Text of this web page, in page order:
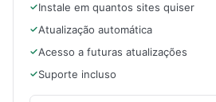
Instale em quantos sites quiser
Atualização automática
Acesso a futuras atualizações
Suporte incluso